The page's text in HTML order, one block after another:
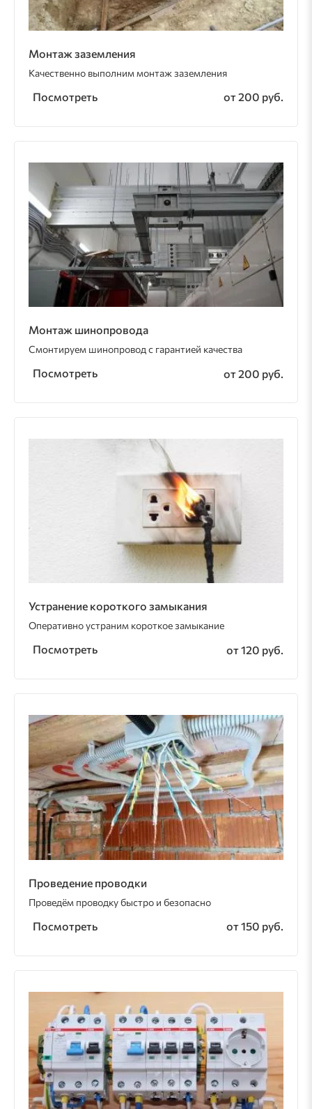
Монтаж заземления
Качественно выполним монтаж заземления
Посмотреть от 200 руб.
Монтаж шинопровода
Смонтируем шинопровод с гарантией качества
Посмотреть от 200 руб.
Устранение короткого замыкания
Оперативно устраним короткое замыкание
Посмотреть от 120 руб.
Проведение проводки
Проведём проводку быстро и безопасно
Посмотреть от 150 руб.